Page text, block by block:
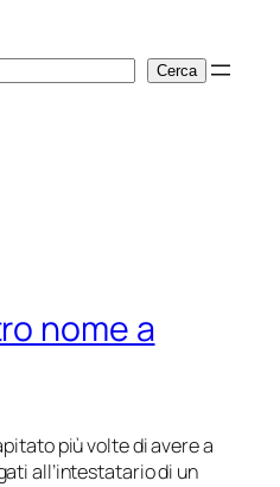
Cerca
nome a
più volte di avere a
all’intestatario di un